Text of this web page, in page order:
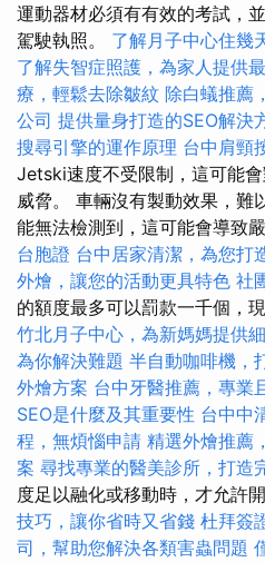
運動器材必須有有效的考試，
駕駛執照。 了解月子中心住幾
了解失智症照護，為家人提供
療，輕鬆去除皺紋 除白蟻推薦
公司 提供量身打造的SEO解決
搜尋引擎的運作原理 台中肩頸
Jetski速度不受限制，這可能
威脅。 車輛沒有製動效果，難
能無法檢測到，這可能會導致
台胞證 台中居家清潔，為您打
外燴，讓您的活動更具特色 社
的額度最多可以罰款一千個，
竹北月子中心，為新媽媽提供
為你解決難題 半自動咖啡機，
外燴方案 台中牙醫推薦，專業
SEO是什麼及其重要性 台中中
程，無煩惱申請 精選外燴推薦
案 尋找專業的醫美診所，打造
度足以融化或移動時，才允許
技巧，讓你省時又省錢 杜拜簽
司，幫助您解決各類害蟲問題